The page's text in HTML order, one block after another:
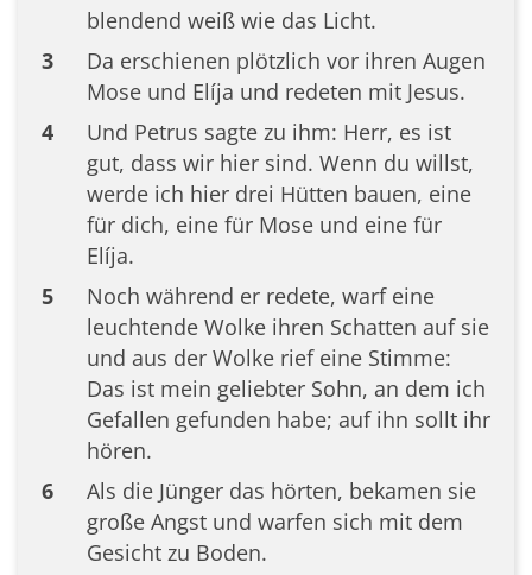
blendend weiß wie das Licht.
3
Da erschienen plötzlich vor ihren Augen
Mose und Elíja und redeten mit Jesus.
4
Und Petrus sagte zu ihm: Herr, es ist
gut, dass wir hier sind. Wenn du willst,
werde ich hier drei Hütten bauen, eine
für dich, eine für Mose und eine für
Elíja.
5
Noch während er redete, warf eine
leuchtende Wolke ihren Schatten auf sie
und aus der Wolke rief eine Stimme:
Das ist mein geliebter Sohn, an dem ich
Gefallen gefunden habe; auf ihn sollt ihr
hören.
6
Als die Jünger das hörten, bekamen sie
große Angst und warfen sich mit dem
Gesicht zu Boden.